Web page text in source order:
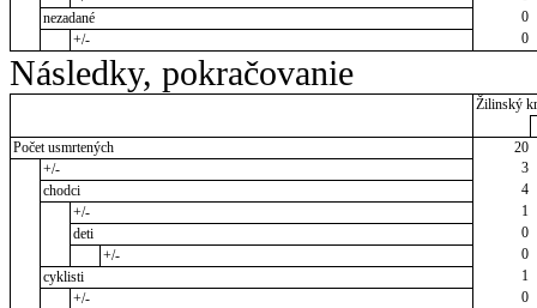
nezadané
0
+/-
0
Následky, pokračovanie
Žilinský
Počet usmrtených
20
+/-
3
chodci
4
+/-
1
deti
0
+/-
0
cyklisti
1
+/-
0